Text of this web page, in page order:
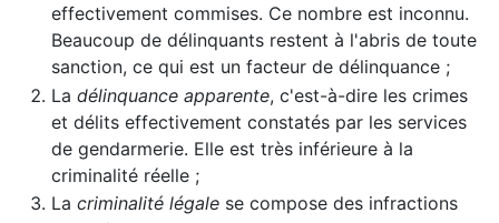
effectivement commises. Ce nombre est inconnu.
Beaucoup de délinquants restent à l'abris de toute
sanction, ce qui est un facteur de délinquance ;
La délinquance apparente, c'est-à-dire les crimes
et délits effectivement constatés par les services
de gendarmerie. Elle est très inférieure à la
criminalité réelle ;
La criminalité légalese compose des infractions